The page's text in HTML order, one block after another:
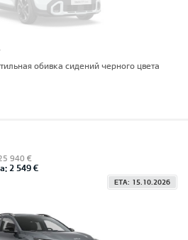
обивка сидений черного цвета
940 €
2 549 €
ETA: 15.10.2026